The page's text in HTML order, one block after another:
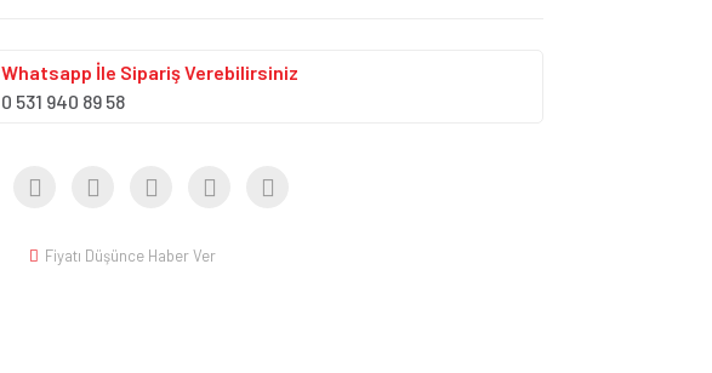
Whatsapp İle Sipariş Verebilirsiniz
0 531 940 89 58
Fiyatı Düşünce Haber Ver